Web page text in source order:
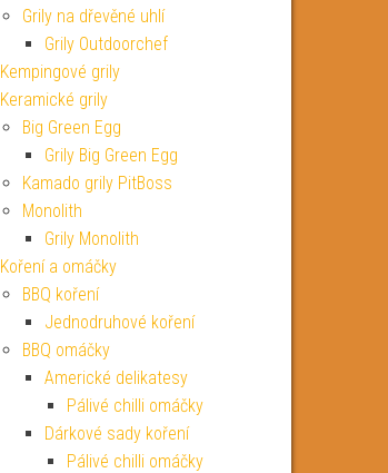
Grily na dřevěné uhlí
Grily Outdoorchef
Kempingové grily
Keramické grily
Big Green Egg
Grily Big Green Egg
Kamado grily PitBoss
Monolith
Grily Monolith
Koření a omáčky
BBQ koření
Jednodruhové koření
BBQ omáčky
Americké delikatesy
Pálivé chilli omáčky
Dárkové sady koření
Pálivé chilli omáčky